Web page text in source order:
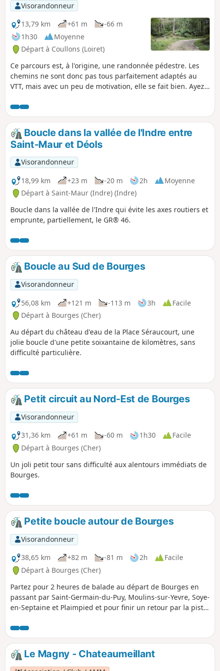
Visorandonneur
13,79 km
+61 m
-66 m
1h30
Moyenne
Départ à Coullons (Loiret)
Ce parcours est, à l'origine, une randonnée pédestre. Les
chemins ne sont donc pas tous parfaitement adaptés au
VTT, mais avec un peu de motivation, elle se fait bien. Ayez
traverse souvent des zones boisées, vous ne serez pas
déçu.
Boucle dans la vallée de l'Indre entre
Saint-Maur et Déols
Visorandonneur
18,99 km
+23 m -20 m 2h
Moyenne
Départ à Saint-Maur (Indre) (Indre)
Boucle dans la vallée de l'Indre qui évite les axes routiers et
emprunte, partiellement, le GR® 46.
Boucle au Sud de Bourges
Visorandonneur
56,08 km
+121 m -113 m 3h
Facile
Départ à Bourges (Cher)
Au départ du château d'eau de la Place Séraucourt, une
jolie boucle d'une petite soixantaine de kilomètres, sans
difficulté particulière.
Petit circuit au Nord-Est de Bourges
Visorandonneur
31,36 km
+61 m -60 m 1h30
Facile
Départ à Bourges (Cher)
Un joli petit tour sans difficulté aux alentours immédiats de
Bourges.
Petite boucle autour de Bourges
Visorandonneur
38,65 km
+82 m -81 m 2h
Facile
Départ à Bourges (Cher)
Partez pour 2 heures de balade au départ de Bourges en
passant par Saint-Germain-du-Puy, Moulins-sur-Yevre, Soye-
en-Septaine et Plaimpied et pour finir un retour par la piste
Le Magny - Chateaumeillant